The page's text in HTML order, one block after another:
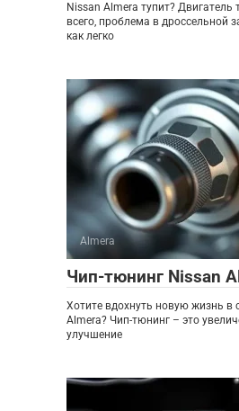
Nissan Almera тупит? Двигатель
всего, проблема в дроссельной
как легко
Almera
Чип-тюнинг Nissan
Хотите вдохнуть новую жизнь в
Almera? Чип-тюнинг – это
улучшение